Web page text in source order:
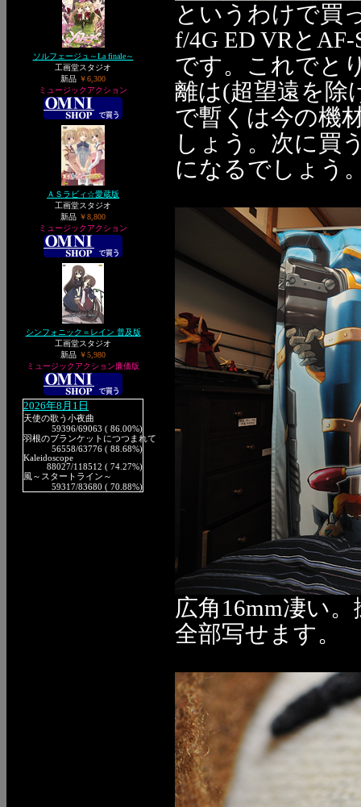
ソルフェージュ～La finale～
工画堂スタジオ
新品 ￥6,300
ミュージックアクション
ＡＳラビィ☆愛蔵版
工画堂スタジオ
新品 ￥8,800
ミュージックアクション
シンフォニック＝レイン 普及版
工画堂スタジオ
新品 ￥5,980
ミュージックアクション廉価版
2026年8月1日
天使の歌う小夜曲
59396/69063 ( 86.00%)
羽根のブランケットにつつまれて
56558/63776 ( 88.68%)
Kaleidoscope
88027/118512 ( 74.27%)
風～スタートライン～
59317/83680 ( 70.88%)
というわけで買
f/4G ED VRと
です。これでと
離は(超望遠を除
で暫くは今の機
しょう。次に買
になるでしょう
広角16mm凄い
全部写せます。